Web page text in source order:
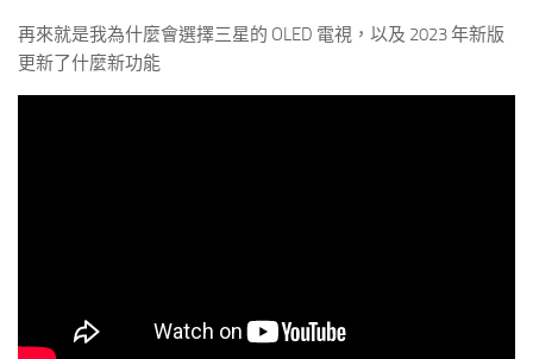
再來就是我為什麼會選擇三星的 OLED 電視，以及 2023 年新版
更新了什麼新功能